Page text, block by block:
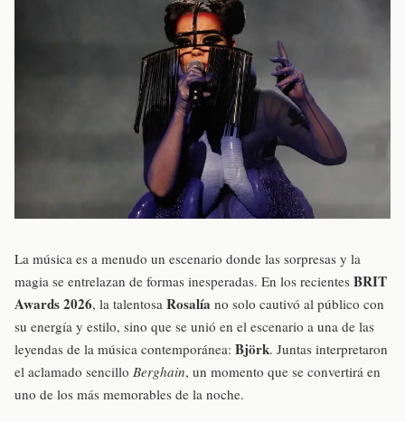
La música es a menudo un escenario donde las sorpresas y la
magia se entrelazan de formas inesperadas. En los recientes BRIT
Awards 2026, la talentosa Rosalía no solo cautivó al público con
su energía y estilo, sino que se unió en el escenario a una de las
leyendas de la música contemporánea: Björk. Juntas interpretaron
el aclamado sencillo Berghain, un momento que se convertirá en
uno de los más memorables de la noche.